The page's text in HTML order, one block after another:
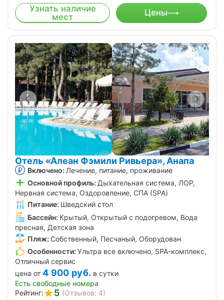
Узнать наличие
мест
Цены
Отель «Алеан Фэмили Ривьера», Анапа
Включено: Лечение, питание, проживание
Основной профиль: Дыхательная система, ЛОР,
Нервная система, Оздоровление, СПА (SPA)
Питание: Шведский стол
Бассейн: Крытый, Открытый с подогревом, Вода
пресная, Детская зона
Пляж: Собственный, Песчаный, Оборудован
Особенности: Ультра все включено, SPA-комплекс,
Отличный сервис
цена от 4 900 руб. в сутки
Есть свободные номера
Рейтинг:
5 (Отзывов: 4)